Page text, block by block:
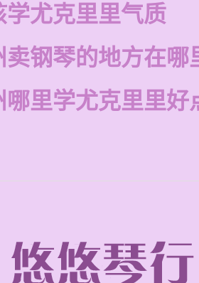
学尤克里里气质
卖钢琴的地方在哪
哪里学尤克里里好